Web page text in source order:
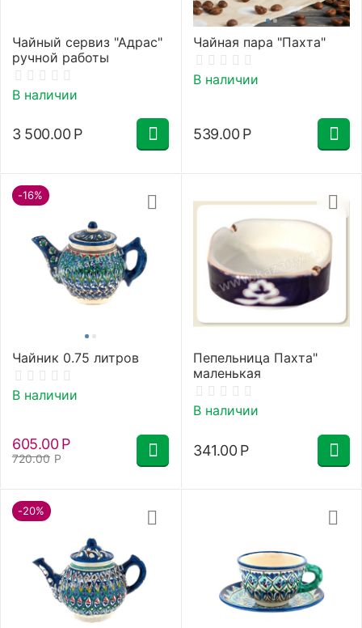
Чайный сервиз "Адрас"
ручной работы
В наличии
3 500.00 Р
Чайная пара "Пахта"
В наличии
539.00 Р
-16%
Чайник 0.75 литров
В наличии
720.00 Р
605.00 Р
Пепельница Пахта"
маленькая
В наличии
341.00 Р
-20%